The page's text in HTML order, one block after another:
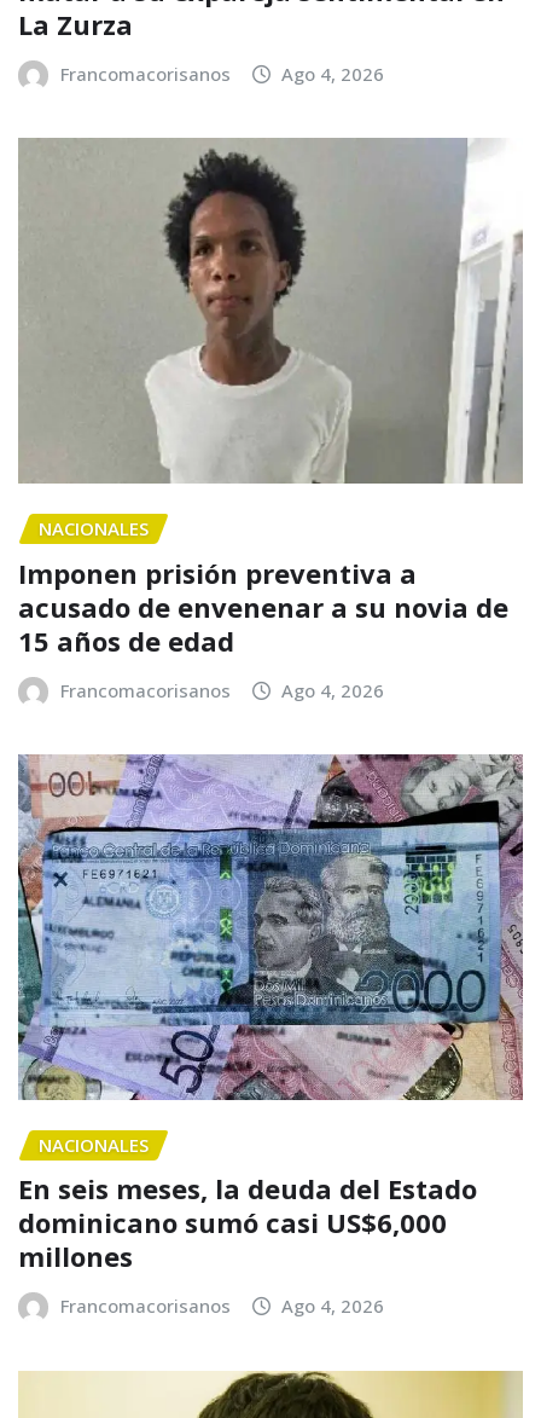
La Zurza
Francomacorisanos Ago 4, 2026
NACIONALES
Imponen prisión preventiva a
acusado de envenenar a su novia de
15 años de edad
Francomacorisanos Ago 4, 2026
NACIONALES
En seis meses, la deuda del Estado
dominicano sumó casi US$6,000
millones
Francomacorisanos Ago 4, 2026